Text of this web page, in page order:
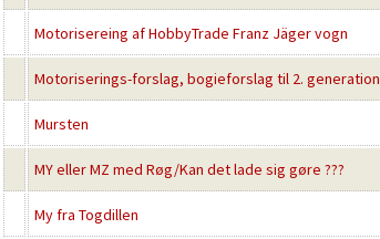
Motorisereing af HobbyTrade Franz Jäger vogn
Motoriserings-forslag, bogieforslag til 2.
Mursten
MY eller MZ med Røg/Kan det lade sig gøre ???
My fra Togdillen